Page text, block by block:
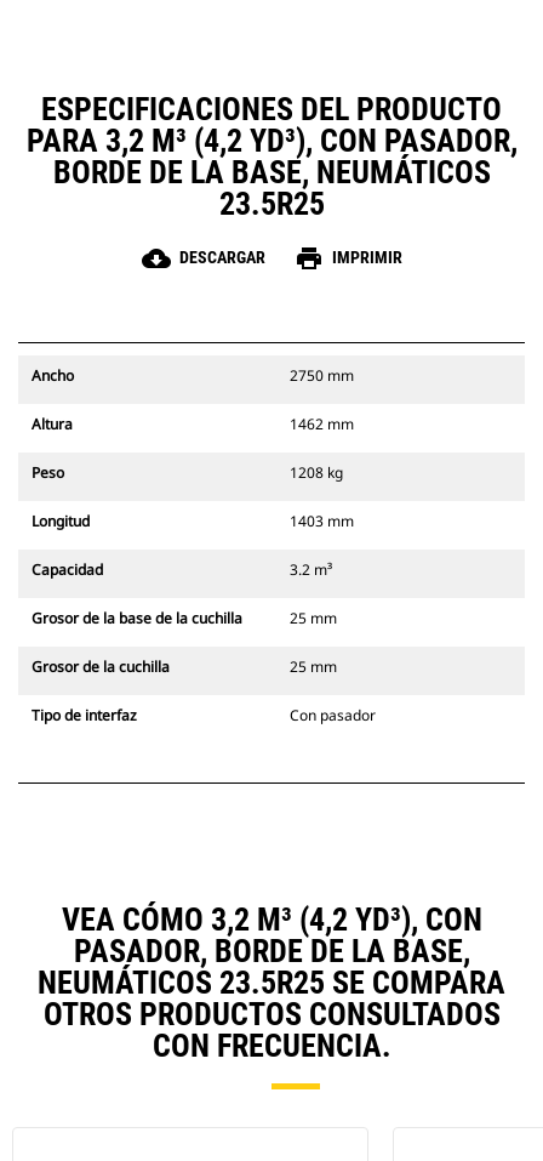
ESPECIFICACIONES DEL PRODUCTO
PARA 3,2 M³ (4,2 YD³), CON PASADOR,
BORDE DE LA BASE, NEUMÁTICOS
23.5R25
cloud_download DESCARGAR print IMPRIMIR
Ancho 2750 mm
Altura 1462 mm
Peso 1208 kg
Longitud 1403 mm
Capacidad 3.2 m³
Grosor de la base de la cuchilla 25 mm
Grosor de la cuchilla 25 mm
Tipo de interfaz Con pasador
VEA CÓMO 3,2 M³ (4,2 YD³), CON
PASADOR, BORDE DE LA BASE,
NEUMÁTICOS 23.5R25 SE COMPARA
OTROS PRODUCTOS CONSULTADOS
CON FRECUENCIA.